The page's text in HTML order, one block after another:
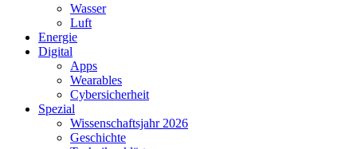
Wasser
Luft
Energie
Digital
Apps
Wearables
Cybersicherheit
Spezial
Wissenschaftsjahr 2026
Geschichte